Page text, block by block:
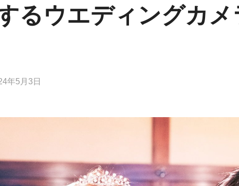
るウエディングカ
年5月3日